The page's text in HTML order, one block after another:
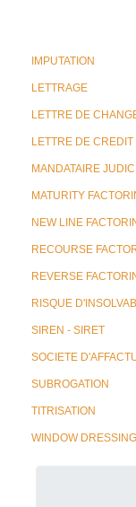
IMPUTATION
LETTRAGE
LETTRE DE
LETTRE DE CREDIT
MANDATAIRE
MATURITY
NEW LINE
RECOURSE
REVERSE
RISQUE
SIREN - SIRET
SOCIETE
SUBROGATION
TITRISATION
WINDOW DRESSING